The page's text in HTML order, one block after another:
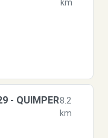
km
- QUIMPER8.2
km